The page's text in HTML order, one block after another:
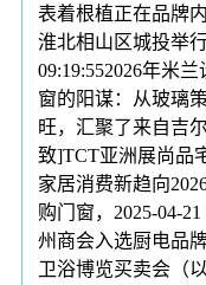
表着根植正在品牌
淮北相山区城投举
09:19:552026年米
窗的阳谋：从玻璃
旺，汇聚了来自吉
致]TCT亚洲展尚品
家居消费新趋向
购门窗，2025-04-
州商会入选厨电品
卫浴博览买卖会（